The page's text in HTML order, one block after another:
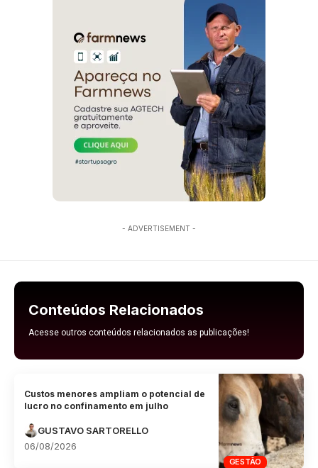
- ADVERTISEMENT -
Conteúdos Relacionados
Acesse outros conteúdos relacionados as publicações!
GESTÃO
Custos menores ampliam o potencial de
lucro no confinamento em julho
GUSTAVO SARTORELLO
06/08/2026